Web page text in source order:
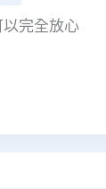
完全放心